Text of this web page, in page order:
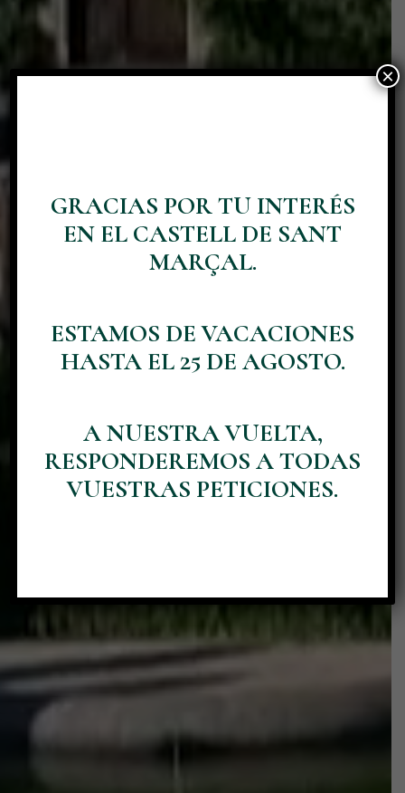
QUE TU
CELEBRACIÓN
NUESTRA
HISTORIA
Descubre el castillo
GRACIAS POR TU INTERÉS
EN EL CASTELL DE SANT
MARÇAL.
ESTAMOS DE VACACIONES
HASTA EL 25 DE AGOSTO.
A NUESTRA VUELTA,
RESPONDEREMOS A TODAS
VUESTRAS PETICIONES.
×